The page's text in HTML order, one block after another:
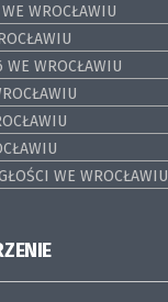
WROCŁAWIU
WROCŁAWIU
WE WROCŁAWIU